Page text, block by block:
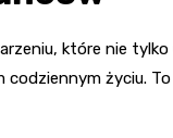
które nie tylko
życiu.